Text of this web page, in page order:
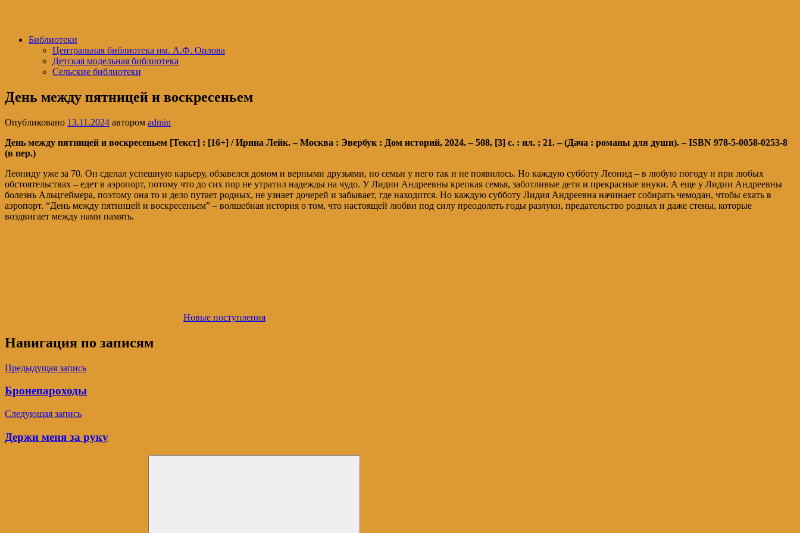
Библиотеки
Центральная библиотека им. А.Ф. Орлова
Детская модельная библиотека
Сельские библиотеки
День между пятницей и воскресеньем
Опубликовано 13.11.2024 автором admin
День между пятницей и воскресеньем [Текст] : [16+] / Ирина Лейк. – Москва : Эвербук : Дом историй, 2024. – 508, [3] с. : ил. ; 21. – (Дача : романы для души). – ISBN 978-5-0058-0253-8
(в пер.)
Леониду уже за 70. Он сделал успешную карьеру, обзавелся домом и верными друзьями, но семьи у него так и не появилось. Но каждую субботу Леонид – в любую погоду и при любых
обстоятельствах – едет в аэропорт, потому что до сих пор не утратил надежды на чудо. У Лидии Андреевны крепкая семья, заботливые дети и прекрасные внуки. А еще у Лидии Андреевны
болезнь Альцгеймера, поэтому она то и дело путает родных, не узнает дочерей и забывает, где находится. Но каждую субботу Лидия Андреевна начинает собирать чемодан, чтобы ехать в
аэропорт. “День между пятницей и воскресеньем” – волшебная история о том, что настоящей любви под силу преодолеть годы разлуки, предательство родных и даже стены, которые
воздвигает между нами память.
Новые поступления
Навигация по записям
Предыдущая запись
Бронепароходы
Следующая запись
Держи меня за руку